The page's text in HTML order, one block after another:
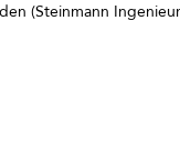
(Steinmann